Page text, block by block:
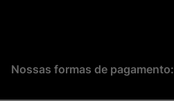
Nossas formas de pagamento: